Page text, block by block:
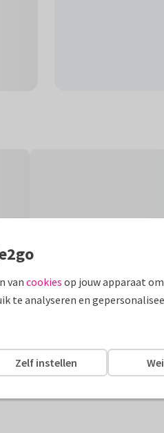
vancookies op jouw apparaat
te analyseren en
Zelf instellen